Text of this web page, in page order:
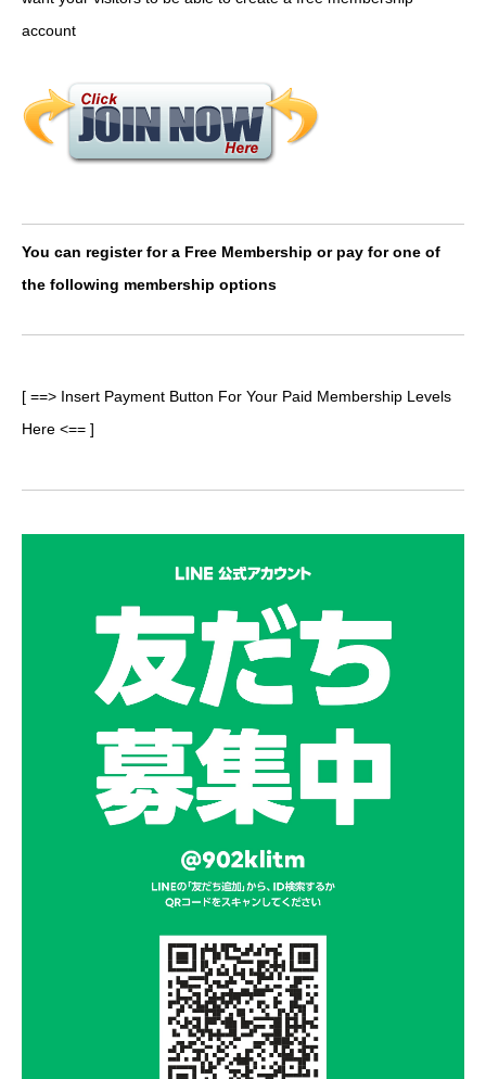
account
You can register for a Free Membership or pay for one of
the following membership options
[ ==> Insert Payment Button For Your Paid Membership Levels
Here <== ]